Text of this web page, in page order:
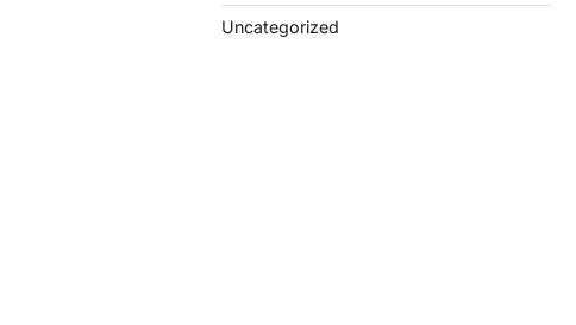
Uncategorized